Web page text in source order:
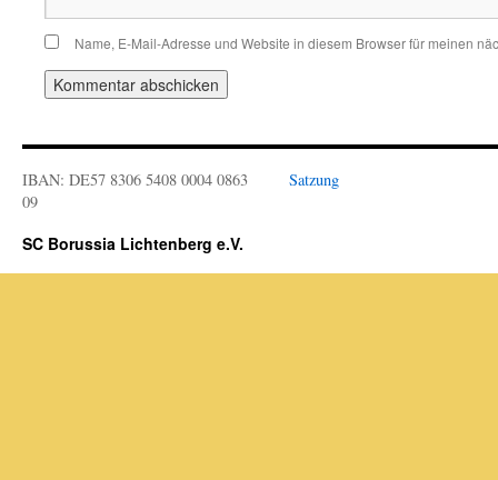
Name, E-Mail-Adresse und Website in diesem Browser für meinen
IBAN: DE57 8306 5408 0004 0863
09
Satzung
SC Borussia Lichtenberg e.V.